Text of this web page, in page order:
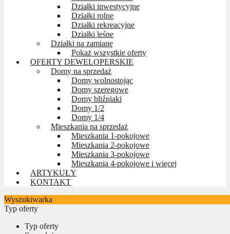
Działki inwestycyjne
Działki rolne
Działki rekreacyjne
Działki leśne
Działki na zamianę
Pokaż wszystkie oferty
OFERTY DEWELOPERSKIE
Domy na sprzedaż
Domy wolnostojąc
Domy szeregowe
Domy bliźniaki
Domy 1/2
Domy 1/4
Mieszkania na sprzedaż
Mieszkania 1-pokojowe
Mieszkania 2-pokojowe
Mieszkania 3-pokojowe
Mieszkania 4-pokojowe i więcej
ARTYKUŁY
KONTAKT
Wyszukiwarka
Typ oferty
Typ oferty